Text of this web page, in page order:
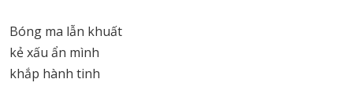
Bóng ma lẫn khuất
kẻ xấu ẩn mình
khắp hành tinh